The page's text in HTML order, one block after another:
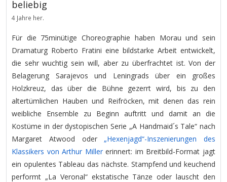
beliebig
4 Jahre her.
Für die 75minütige Choreographie haben Morau und sein
Dramaturg Roberto Fratini eine bildstarke Arbeit entwickelt,
die sehr wuchtig sein will, aber zu überfrachtet ist. Von der
Belagerung Sarajevos und Leningrads über ein großes
Holzkreuz, das über die Bühne gezerrt wird, bis zu den
altertümlichen Hauben und Reifröcken, mit denen das rein
weibliche Ensemble zu Beginn auftritt und damit an die
Kostüme in der dystopischen Serie „A Handmaid´s Tale“ nach
Margaret Atwood oder „Hexenjagd“-Inszenierungen des
Klassikers von Arthur Millererinnert: im Breitbild-Format jagt
ein opulentes Tableau das nächste. Stampfend und keuchend
performt „La Veronal“ ekstatische Tänze oder lauscht den